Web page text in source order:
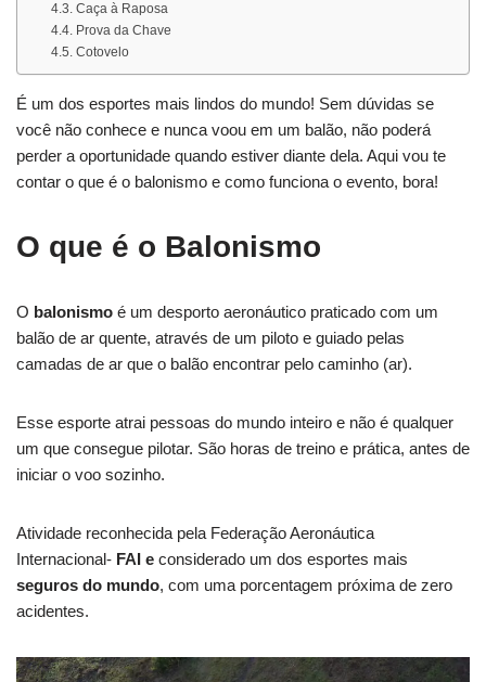
Caça à Raposa
Prova da Chave
Cotovelo
É um dos esportes mais lindos do mundo! Sem dúvidas se
você não conhece e nunca voou em um balão, não poderá
perder a oportunidade quando estiver diante dela. Aqui vou te
contar o que é o balonismo e como funciona o evento, bora!
O que é o Balonismo
O balonismo é um desporto aeronáutico praticado com um
balão de ar quente, através de um piloto e guiado pelas
camadas de ar que o balão encontrar pelo caminho (ar).
Esse esporte atrai pessoas do mundo inteiro e não é qualquer
um que consegue pilotar. São horas de treino e prática, antes de
iniciar o voo sozinho.
Atividade reconhecida pela Federação Aeronáutica
Internacional- FAI e considerado um dos esportes mais
seguros do mundo, com uma porcentagem próxima de zero
acidentes.